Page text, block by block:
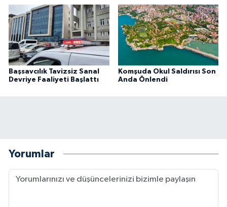
Başsavcılık Tavizsiz Sanal
Devriye Faaliyeti Başlattı
Komşuda Okul Saldırısı Son
Anda Önlendi
Yorumlar